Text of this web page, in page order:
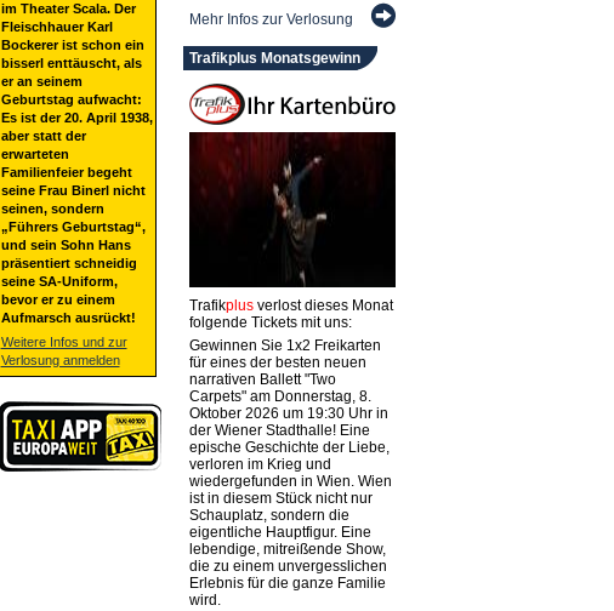
im Theater Scala. Der
Fleischhauer Karl
Bockerer ist schon ein
bisserl enttäuscht, als
er an seinem
Geburtstag aufwacht:
Es ist der 20. April 1938,
aber statt der
erwarteten
Familienfeier begeht
seine Frau Binerl nicht
seinen, sondern
„Führers Geburtstag“,
und sein Sohn Hans
präsentiert schneidig
seine SA-Uniform,
bevor er zu einem
Aufmarsch ausrückt!
Weitere Infos und zur
Verlosung anmelden
Mehr Infos zur Verlosung
Trafikplus Monatsgewinn
Trafikplusverlost dieses Monat
folgende Tickets mit uns:
Gewinnen Sie 1x2 Freikarten
für eines der besten neuen
narrativen Ballett "Two
Carpets" am Donnerstag, 8.
Oktober 2026 um 19:30 Uhr in
der Wiener Stadthalle! Eine
epische Geschichte der Liebe,
verloren im Krieg und
wiedergefunden in Wien. Wien
ist in diesem Stück nicht nur
Schauplatz, sondern die
eigentliche Hauptfigur. Eine
lebendige, mitreißende Show,
die zu einem unvergesslichen
Erlebnis für die ganze Familie
wird.